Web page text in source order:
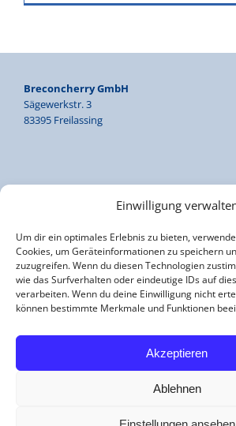
Einwilligung
Um dir ein optimales Erlebnis zu bieten,
Cookies, um Geräteinformationen zu speichern
zuzugreifen. Wenn du diesen Technologien
wie das Surfverhalten oder eindeutige IDs auf
verarbeiten. Wenn du deine Einwilligung nicht
können bestimmte Merkmale und Funktionen
Akzeptieren
Ablehnen
Breconcherry GmbH
Sägewerkstr. 3
83395 Freilassing
Fax +49 8654 7783 47
office@breconcherry.de
www.breconcherry.de